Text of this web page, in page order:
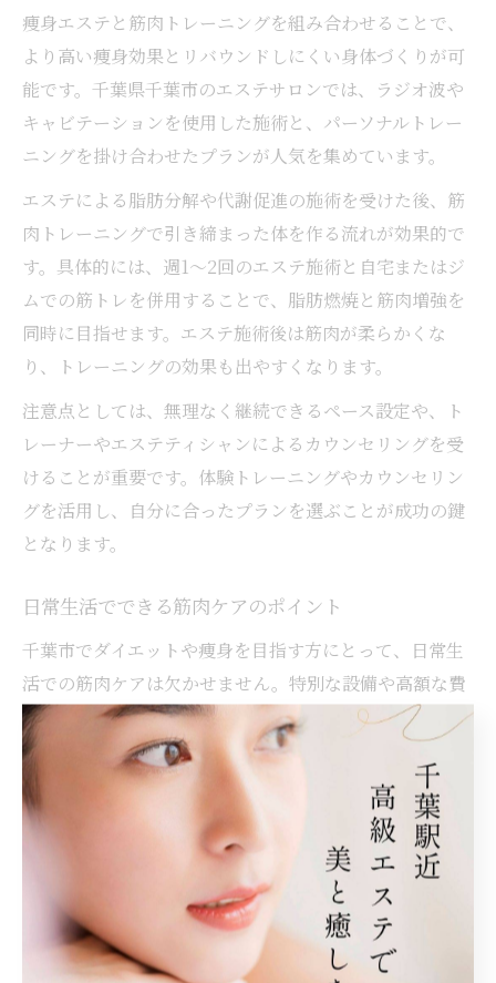
痩身エステと筋肉トレーニングを組み合わせることで、
より高い痩身効果とリバウンドしにくい身体づくりが可
能です。千葉県千葉市のエステサロンでは、ラジオ波や
キャビテーションを使用した施術と、パーソナルトレー
ニングを掛け合わせたプランが人気を集めています。
エステによる脂肪分解や代謝促進の施術を受けた後、筋
肉トレーニングで引き締まった体を作る流れが効果的で
す。具体的には、週1～2回のエステ施術と自宅またはジ
ムでの筋トレを併用することで、脂肪燃焼と筋肉増強を
同時に目指せます。エステ施術後は筋肉が柔らかくな
り、トレーニングの効果も出やすくなります。
注意点としては、無理なく継続できるペース設定や、ト
レーナーやエステティシャンによるカウンセリングを受
けることが重要です。体験トレーニングやカウンセリン
グを活用し、自分に合ったプランを選ぶことが成功の鍵
となります。
日常生活でできる筋肉ケアのポイント
千葉市でダイエットや痩身を目指す方にとって、日常生
活での筋肉ケアは欠かせません。特別な設備や高額な費
用をかけなくても、毎日のちょっとした習慣で筋肉の柔
軟性や代謝を維持できます。たとえば、通勤や買い物の
際に徒歩を意識的に増やすことや、座りっぱなしを避け
てストレッチを行うことが有効です。
自宅でできる簡単な筋肉ケアとしては、・朝晩のストレ
ッチ・スクワットやかかとの上げ下げ・姿勢を意識して
座る、などが挙げられます。これらを習慣化すること
で、筋肉の硬直を防ぎ、痩身効果の持続につながりま